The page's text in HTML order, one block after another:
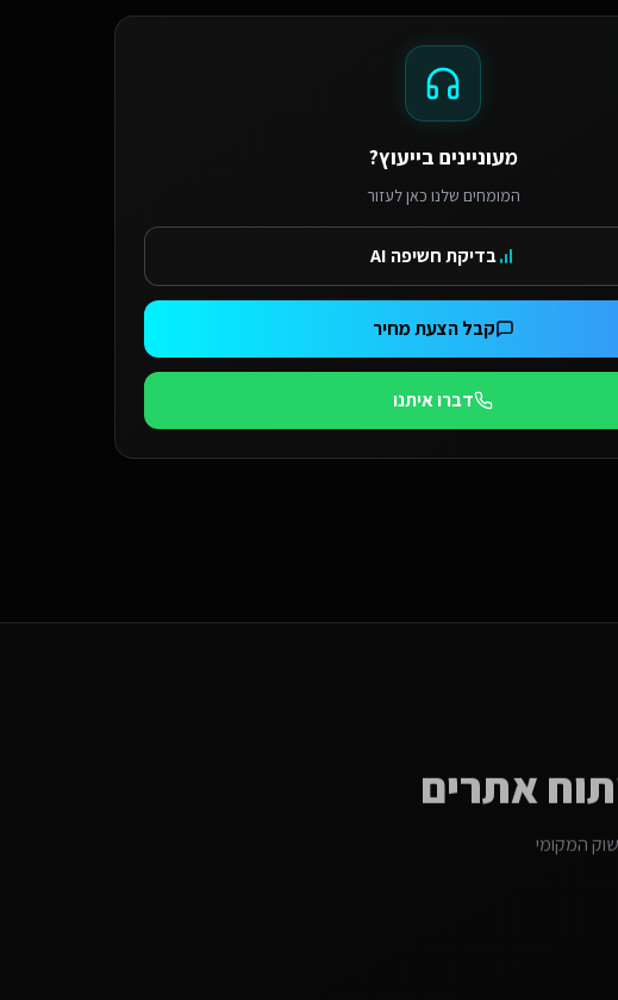
מעוניינים בייעוץ?
המומחים שלנו כאן לעזור
בדיקת חשיפה AI
קבל הצעת מחיר
דברו איתנו
אתרים
המקומי